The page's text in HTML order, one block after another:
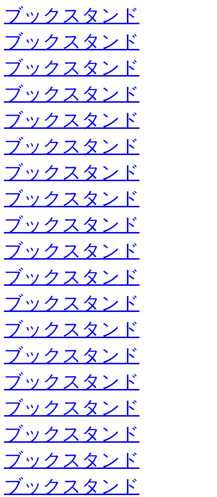
ブックスタンド
ブックスタンド
ブックスタンド
ブックスタンド
ブックスタンド
ブックスタンド
ブックスタンド
ブックスタンド
ブックスタンド
ブックスタンド
ブックスタンド
ブックスタンド
ブックスタンド
ブックスタンド
ブックスタンド
ブックスタンド
ブックスタンド
ブックスタンド
ブックスタンド